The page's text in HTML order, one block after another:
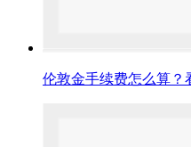
伦敦金手续费怎么算？